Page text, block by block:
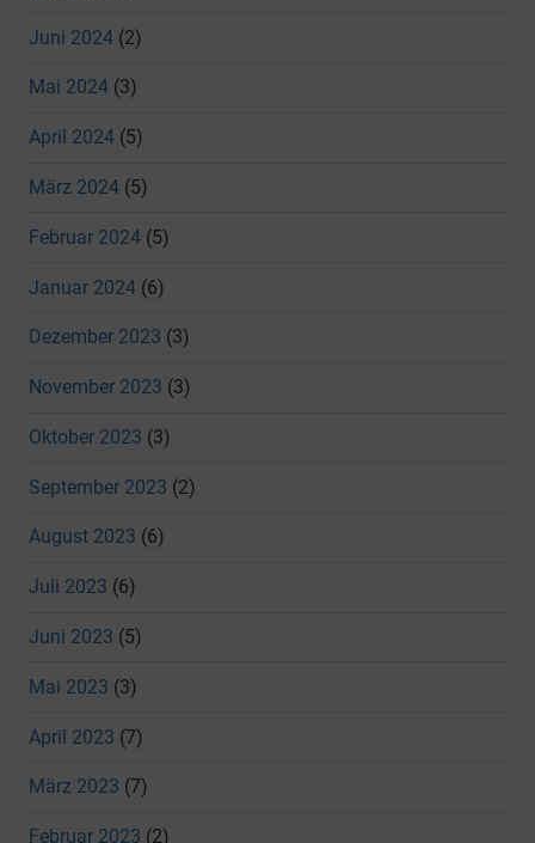
Juni 2024 (2)
Mai 2024 (3)
April 2024 (5)
März 2024 (5)
Februar 2024 (5)
Januar 2024 (6)
Dezember 2023 (3)
November 2023 (3)
Oktober 2023 (3)
September 2023 (2)
August 2023 (6)
Juli 2023 (6)
Juni 2023 (5)
Mai 2023 (3)
April 2023 (7)
März 2023 (7)
Februar 2023 (2)